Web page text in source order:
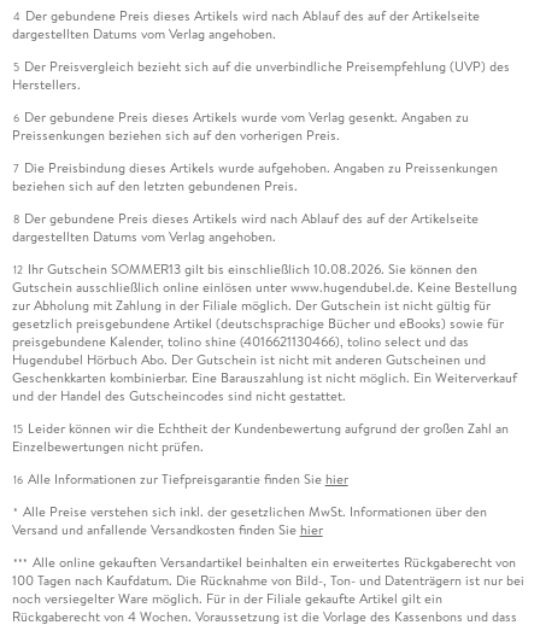
4 Der gebundene Preis dieses Artikels wird nach Ablauf des auf der Artikelseite
dargestellten Datums vom Verlag angehoben.
5 Der Preisvergleich bezieht sich auf die unverbindliche Preisempfehlung (UVP) des
Herstellers.
6 Der gebundene Preis dieses Artikels wurde vom Verlag gesenkt. Angaben zu
Preissenkungen beziehen sich auf den vorherigen Preis.
7 Die Preisbindung dieses Artikels wurde aufgehoben. Angaben zu Preissenkungen
beziehen sich auf den letzten gebundenen Preis.
8 Der gebundene Preis dieses Artikels wird nach Ablauf des auf der Artikelseite
dargestellten Datums vom Verlag angehoben.
12 Ihr Gutschein SOMMER13 gilt bis einschließlich 10.08.2026. Sie können den
Gutschein ausschließlich online einlösen unter www.hugendubel.de. Keine Bestellung
zur Abholung mit Zahlung in der Filiale möglich. Der Gutschein ist nicht gültig für
gesetzlich preisgebundene Artikel (deutschsprachige Bücher und eBooks) sowie für
preisgebundene Kalender, tolino shine (4016621130466), tolino select und das
Hugendubel Hörbuch Abo. Der Gutschein ist nicht mit anderen Gutscheinen und
Geschenkkarten kombinierbar. Eine Barauszahlung ist nicht möglich. Ein Weiterverkauf
und der Handel des Gutscheincodes sind nicht gestattet.
15 Leider können wir die Echtheit der Kundenbewertung aufgrund der großen Zahl an
Einzelbewertungen nicht prüfen.
16 Alle Informationen zur Tiefpreisgarantie finden Sie hier
* Alle Preise verstehen sich inkl. der gesetzlichen MwSt. Informationen über den
Versand und anfallende Versandkosten finden Sie hier
*** Alle online gekauften Versandartikel beinhalten ein erweitertes Rückgaberecht von
100 Tagen nach Kaufdatum. Die Rücknahme von Bild-, Ton- und Datenträgern ist nur bei
noch versiegelter Ware möglich. Für in der Filiale gekaufte Artikel gilt ein
Rückgaberecht von 4 Wochen. Voraussetzung ist die Vorlage des Kassenbons und dass